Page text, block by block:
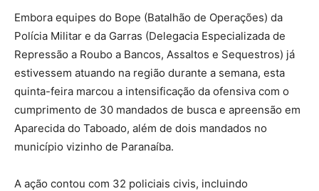
Embora equipes do Bope (Batalhão de Operações) da
Polícia Militar e da Garras (Delegacia Especializada de
Repressão a Roubo a Bancos, Assaltos e Sequestros) já
estivessem atuando na região durante a semana, esta
quinta-feira marcou a intensificação da ofensiva com o
cumprimento de 30 mandados de busca e apreensão em
Aparecida do Taboado, além de dois mandados no
município vizinho de Paranaíba.
A ação contou com 32 policiais civis, incluindo